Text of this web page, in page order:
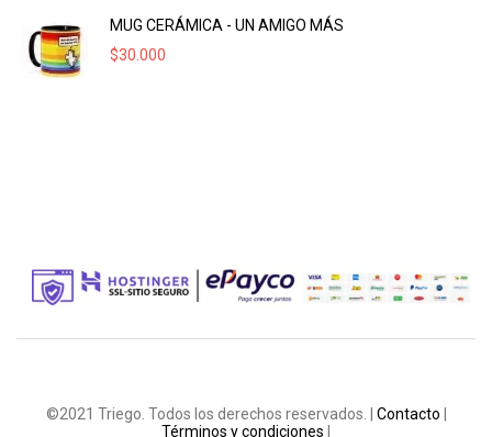
MUG CERÁMICA - UN AMIGO MÁS
$30.000
©2021 Triego. Todos los derechos reservados. | Contacto
Términos y condiciones